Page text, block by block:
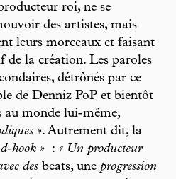
roi, ne se
des artistes, mais
leurs morceaux et faisant
de la création. Les paroles
détrônés par ce
de Denniz PoP et bientôt
au monde lui-même,
». Autrement dit, la
hook » : « Un producteur
des beats, une progression